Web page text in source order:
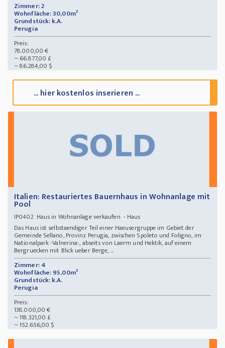
Zimmer: 2
Wohnfläche: 30,00m²
Grundstück: k.A.
Perugia
Preis:
78.000,00 €
~ 66.877,00 £
~ 86.284,00 $
... hier kostenlos inserieren ...
Italien: Restauriertes Bauernhaus in Wohnanlage mit
Pool
IP0402Haus in Wohnanlage verkaufen - Haus
Das Haus ist selbstaendiger Teil einer Haeusergruppe im Gebiet der
Gemeinde Sellano, Provinz Perugia, zwischen Spoleto und Foligno, im
Nationalpark -Valnerina-, abseits von Laerm und Hektik, auf einem
Bergruecken mit Blick ueber Berge, ...
Zimmer: 4
Wohnfläche: 95,00m²
Grundstück: k.A.
Perugia
Preis:
138.000,00 €
~ 118.321,00 £
~ 152.656,00 $